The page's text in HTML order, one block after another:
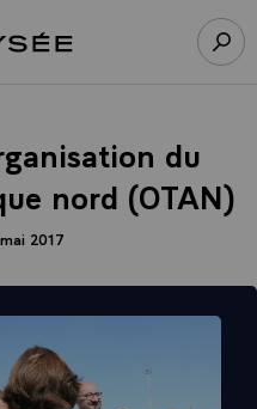
à l’accueil Élysée
du
nord (OTAN)
2017